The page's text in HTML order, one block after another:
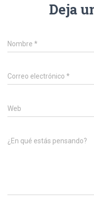
Deja
Nombre *
Correo electrónico *
Web
¿En qué estás pensando?